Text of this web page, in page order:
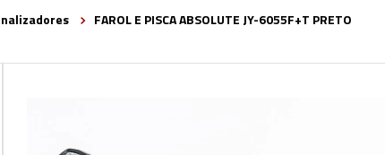
FAROL E PISCA ABSOLUTE JY-6055F+T PRETO